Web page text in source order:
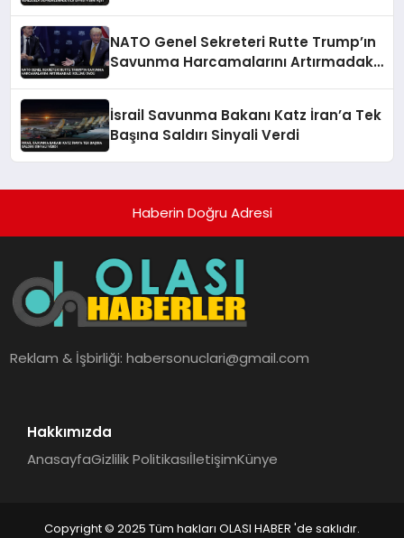
NATO Genel Sekreteri Rutte Trump’ın
Savunma Harcamalarını Artırmadaki
İsrail Savunma Bakanı Katz İran’a Tek
Başına Saldırı Sinyali Verdi
Haberin Doğru Adresi
Reklam & İşbirliği:habersonuclari@gmail.com
Hakkımızda
AnasayfaGizlilik PolitikasıİletişimKünye
Copyright © 2025 Tüm hakları OLASI HABER 'de saklıdır.